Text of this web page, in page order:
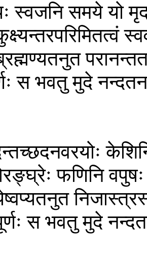
स्वजनि समये यो
स भवतु मुदे
फणिनि वपुषः
स भवतु मुदे